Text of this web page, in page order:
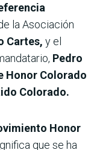
la Asociación
Cartes, y el
Pedro
Honor Colorado
Colorado.
Honor
que se ha